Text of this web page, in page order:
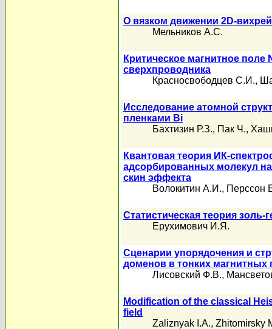
О вязком движении 2D-
Мельников А.С.
Критическое магнитное
сверхпроводника
Красносвободцев С.И.,
Исследование атомной
пленками Bi
Бахтизин Р.З., Пак Ч.,
Квантовая теория ИК-
адсорбированных молекул
скин эффекта
Волокитин А.И., Перссон
Статистическая теория золь-
Ерухимович И.Я.
Сценарии упорядочения и
доменов в тонких магнитных
Лисовский Ф.В.,
Modification of the classical
field
Zaliznyak I.A., Zhitomirsky